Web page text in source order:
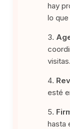
hay
lo
visitas.
esté
hasta